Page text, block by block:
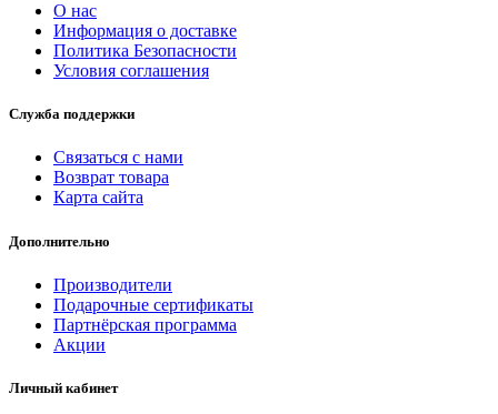
О нас
Информация о доставке
Политика Безопасности
Условия соглашения
Служба поддержки
Связаться с нами
Возврат товара
Карта сайта
Дополнительно
Производители
Подарочные сертификаты
Партнёрская программа
Акции
Личный кабинет